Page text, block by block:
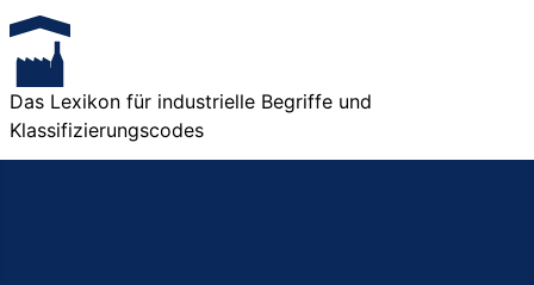
Das Lexikon für industrielle Begriffe und
Klassifizierungscodes